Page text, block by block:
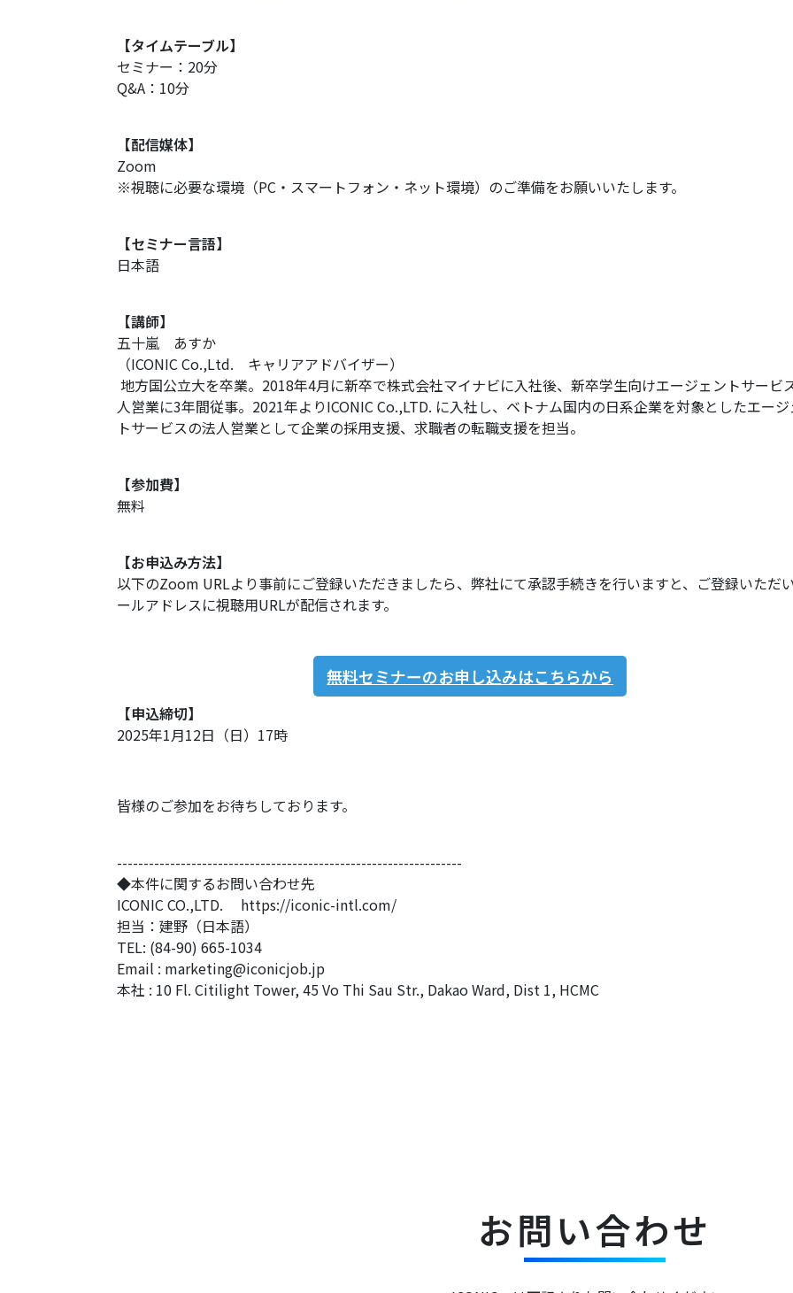
【タイムテーブル】
セミナー：20分
Q&A：10分
【配信媒体】
Zoom
※視聴に必要な環境（PC・スマートフォン・ネット環境）のご準備をお願いいたします。
【セミナー言語】
日本語
【講師】
五十嵐 あすか
（ICONIC Co.,Ltd. キャリアアドバイザー）
地方国公立大を卒業。 2018年4月に新卒で株式会社マイナビに入社後、 新卒学生向けエージェントサービ
人営業に3年間従事。 2021年よりICONIC Co.,LTD. に入社し、 ベトナム国内の日系企業を対象としたエー
トサービスの法人営業として企業の採用支援、求職者の転職支援を担当。
【参加費】
無料
【お申込み方法】
以下のZoom URLより事前にご登録いただきましたら、弊社にて承認手続きを行いますと、ご登録いただ
ールアドレスに視聴用URLが配信されます。
無料セミナーのお申し込みはこちらから
【申込締切】
2025年1月12日（日）17時
皆様のご参加をお待ちしております。
-----------------------------------------------------------------
◆本件に関するお問い合わせ先
ICONIC CO.,LTD.
https://iconic-intl.com/
担当：建野（日本語）
TEL: (84-90) 665-1034
Email : marketing@iconicjob.jp
本社 : 10 Fl. Citilight Tower, 45 Vo Thi Sau Str., Dakao Ward, Dist 1, HCMC
お問い合わせ